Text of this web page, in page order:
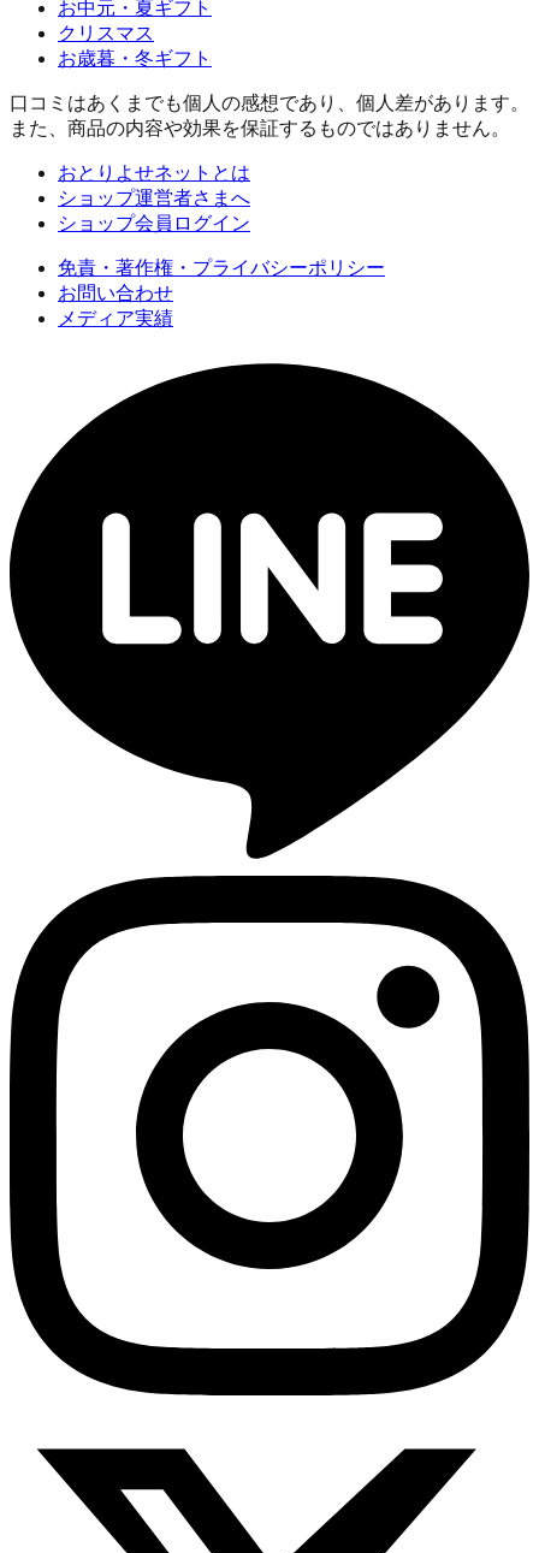
お中元・夏ギフト
クリスマス
お歳暮・冬ギフト
口コミはあくまでも個人の感想であり、個人差があります。
また、商品の内容や効果を保証するものではありません。
おとりよせネットとは
ショップ運営者さまへ
ショップ会員ログイン
免責・著作権・プライバシーポリシー
お問い合わせ
メディア実績